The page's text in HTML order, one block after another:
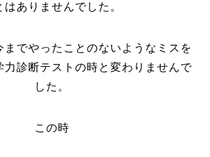
はありませんでした。
までやったことのないようなミスを
力診断テストの時と変わりませんで
した。
この時